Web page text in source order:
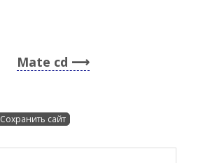
Mate cd
Сохранить сайт